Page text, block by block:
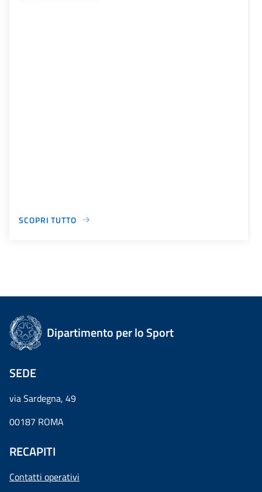
SCOPRI TUTTO
Dipartimento per lo Sport
SEDE
via Sardegna, 49
00187 ROMA
RECAPITI
Contatti operativi